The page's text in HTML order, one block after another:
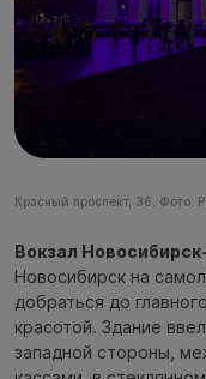
Красный проспект, 36. Фото:
Вокзал
Новосибирск на
добраться до
красотой. Здание
западной стороны,